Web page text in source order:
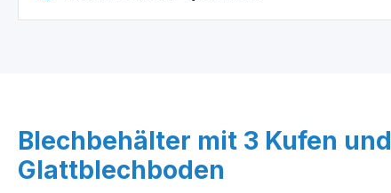
Blechbehälter mit 3 Kufen und
Glattblechboden